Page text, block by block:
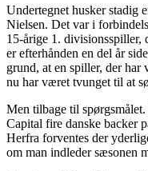
Undertegnet husker stadig
Nielsen. Det var i
15-årige 1. divisionsspiller,
er efterhånden en del år
grund, at en spiller, der har
nu har været tvunget til at
Men tilbage til
Capital fire danske backer
Herfra forventes der
om man indleder sæsonen